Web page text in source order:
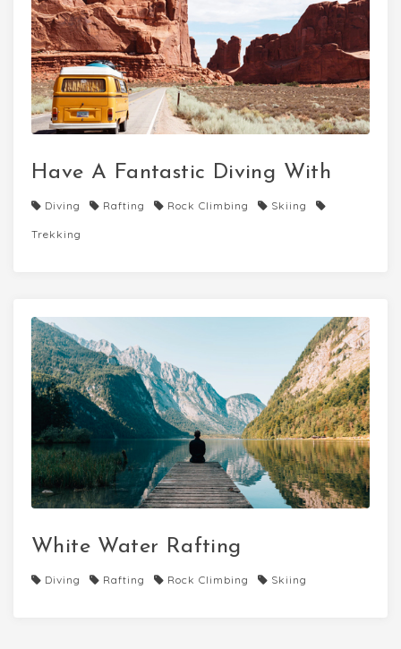
Have A Fantastic Diving With
Diving Rafting Rock Climbing Skiing
Trekking
White Water Rafting
Diving Rafting Rock Climbing Skiing